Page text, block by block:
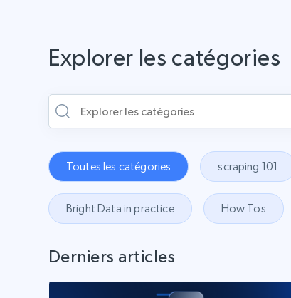
Explorer les catégories
Toutes les catégories scraping 101
Bright Data in practice How Tos
Derniers articles